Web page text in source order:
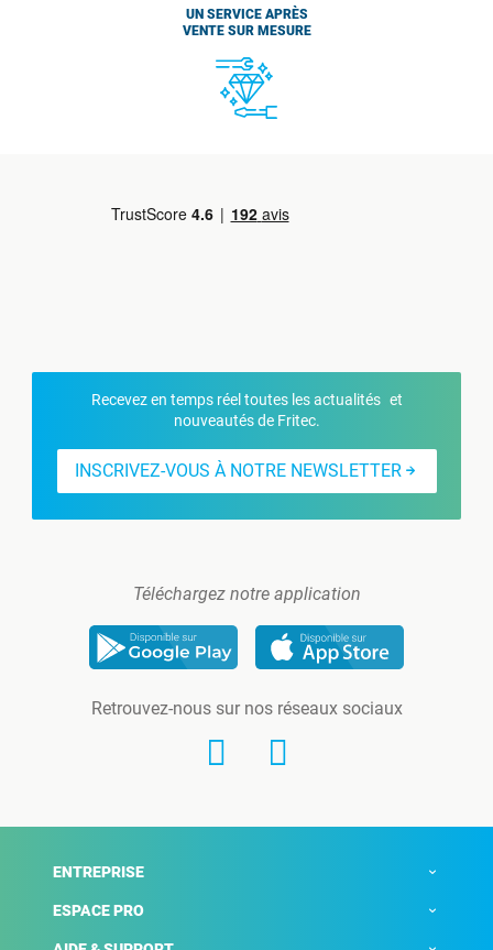
UN SERVICE APRÈS
VENTE SUR MESURE
Recevez en temps réel toutes les actualités et
nouveautés de Fritec.
INSCRIVEZ-VOUS À NOTRE NEWSLETTER
Téléchargez notre application
Retrouvez-nous sur nos réseaux sociaux
ENTREPRISE
ESPACE PRO